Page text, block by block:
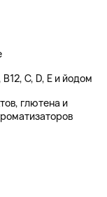
C, D, E и йодом
глютена и